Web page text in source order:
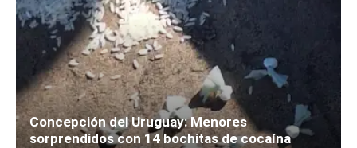
Concepción del Uruguay: Menores
sorprendidos con 14 bochitas de cocaína